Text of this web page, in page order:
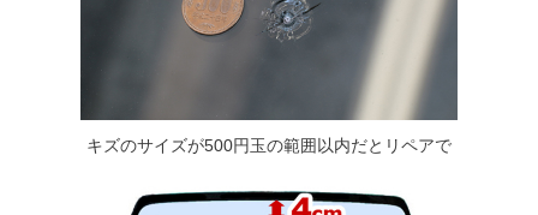
キズのサイズが500円玉の範囲以内だとリペアで